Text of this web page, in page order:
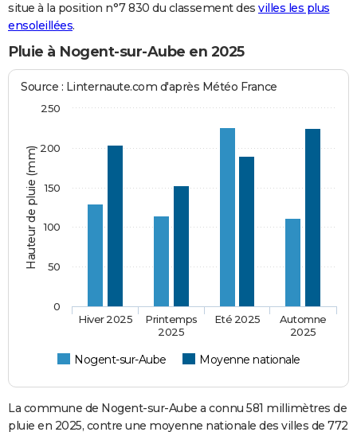
situe à la position n°7 830 du classement des villes les plus
ensoleillées.
Pluie à Nogent-sur-Aube en 2025
Hauteur de pluie (mm)
Source : Linternaute.com d'après Météo France
Nogent-sur-Aube Moyenne nationale
Hiver 2025
Printemps
2025
Eté 2025
Automne
2025
0
50
100
150
200
250
La commune de Nogent-sur-Aube a connu 581 millimètres de
pluie en 2025, contre une moyenne nationale des villes de 772